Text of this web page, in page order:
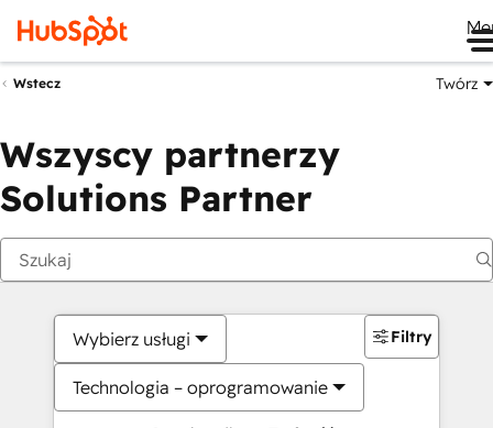
Wstecz Twórz
Wszyscy partnerzy
Solutions Partner
Wybierz usługi
Technologia – oprogramowanie
Filtry